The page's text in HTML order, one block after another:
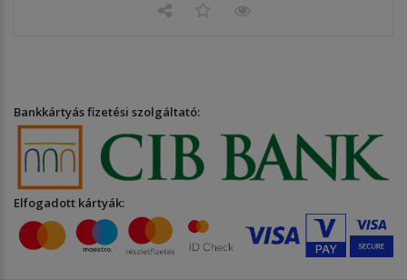
Bankkártyás fizetési szolgáltató:
Elfogadott kártyák: